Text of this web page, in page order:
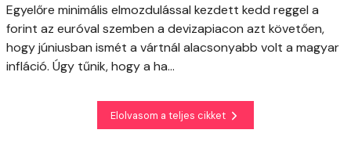
Egyelőre minimális elmozdulással kezdett kedd reggel a
forint az euróval szemben a devizapiacon azt követően,
hogy júniusban ismét a vártnál alacsonyabb volt a magyar
infláció. Úgy tűnik, hogy a ha...
Elolvasom a teljes cikket